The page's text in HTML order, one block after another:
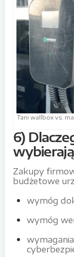
Tani wallbox vs.
6)
Zakupy
budżetowe
wymóg
wymóg